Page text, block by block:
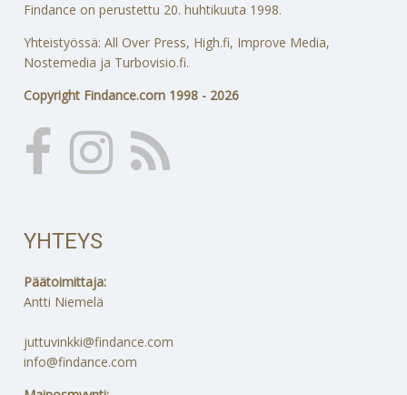
Findance on perustettu 20. huhtikuuta 1998.
Yhteistyössä: All Over Press, High.fi, Improve Media,
Nostemedia ja Turbovisio.fi.
Copyright Findance.com 1998 - 2026
YHTEYS
Päätoimittaja:
Antti Niemelä
juttuvinkki@findance.com
info@findance.com